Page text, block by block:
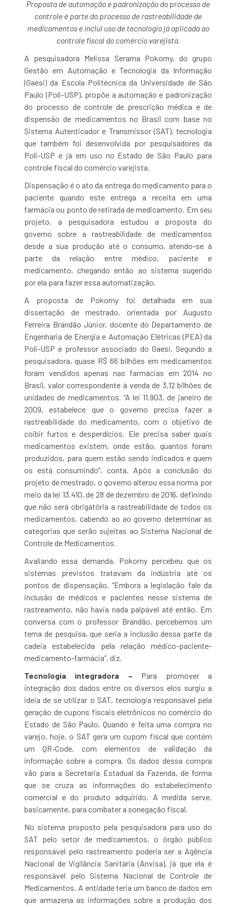
Proposta de automação e padronização do processo de
controle é parte do processo de rastreabilidade de
medicamentos e inclui uso de tecnologia já aplicada ao
controle fiscal do comércio varejista.
A pesquisadora Melissa Serama Pokorny, do grupo
Gestão em Automação e Tecnologia da Informação
(Gaesi) da Escola Politécnica da Universidade de São
Paulo (Poli-USP), propõe a automação e padronização
do processo de controle de prescrição médica e de
dispensão de medicamentos no Brasil com base no
Sistema Autenticador e Transmissor (SAT), tecnologia
que também foi desenvolvida por pesquisadores da
Poli-USP e já em uso no Estado de São Paulo para
controle fiscal do comércio varejista.
Dispensação é o ato da entrega do medicamento para o
paciente quando este entrega a receita em uma
farmácia ou ponto de retirada de medicamento. Em seu
projeto, a pesquisadora estudou a proposta do
governo sobre a rastreabilidade de medicamentos
desde a sua produção até o consumo, atendo-se à
parte da relação entre médico, paciente e
medicamento, chegando então ao sistema sugerido
por ela para fazer essa automatização.
A proposta de Pokorny foi detalhada em sua
dissertação de mestrado, orientada por Augusto
Ferreira Brandão Júnior, docente do Departamento de
Engenharia de Energia e Automação Elétricas (PEA) da
Poli-USP e professor associado do Gaesi. Segundo a
pesquisadora, quase R$ 66 bilhões em medicamentos
foram vendidos apenas nas farmácias em 2014 no
Brasil, valor correspondente à venda de 3,12 bilhões de
unidades de medicamentos. “A lei 11.903, de janeiro de
2009, estabelece que o governo precisa fazer a
rastreabilidade do medicamento, com o objetivo de
coibir furtos e desperdícios. Ele precisa saber quais
medicamentos existem, onde estão, quantos foram
produzidos, para quem estão sendo indicados e quem
os está consumindo”, conta. Após a conclusão do
projeto de mestrado, o governo alterou essa norma por
meio da lei 13.410, de 28 de dezembro de 2016, definindo
que não será obrigatória a rastreabilidade de todos os
medicamentos, cabendo ao ao governo determinar as
categorias que serão sujeitas ao Sistema Nacional de
Controle de Medicamentos.
Avaliando essa demanda, Pokorny percebeu que os
sistemas previstos tratavam da indústria até os
pontos de dispensação. “Embora a legislação fale da
inclusão de médicos e pacientes nesse sistema de
rastreamento, não havia nada palpável até então. Em
conversa com o professor Brandão, percebemos um
tema de pesquisa, que seria a inclusão dessa parte da
cadeia estabelecida pela relação médico-paciente-
medicamento-farmácia”, diz.
Tecnologia integradora – Para promover a
integração dos dados entre os diversos elos surgiu a
ideia de se utilizar o SAT, tecnologia responsável pela
geração de cupons fiscais eletrônicos no comércio do
Estado de São Paulo. Quando é feita uma compra no
varejo, hoje, o SAT gera um cupom fiscal que contém
um QR-Code, com elementos de validação da
informação sobre a compra. Os dados dessa compra
vão para a Secretaria Estadual da Fazenda, de forma
que se cruza as informações do estabelecimento
comercial e do produto adquirido. A medida serve,
basicamente, para combater a sonegação fiscal.
No sistema proposto pela pesquisadora para uso do
SAT pelo setor de medicamentos, o órgão público
responsável pelo rastreamento poderia ser a Agência
Nacional de Vigilância Sanitária (Anvisa), já que ela é
responsável pelo Sistema Nacional de Controle de
Medicamentos. A entidade teria um banco de dados em
que armazena as informações sobre a produção dos